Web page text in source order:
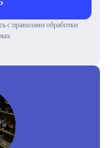
с правилами обработки